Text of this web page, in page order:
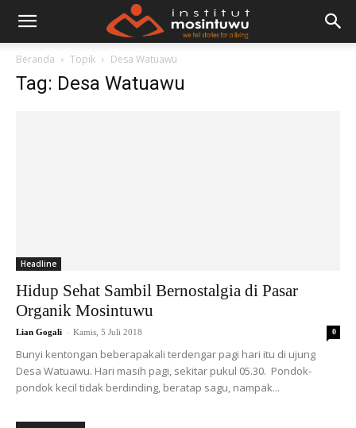
Beranda Topik Desa Watuawu
Tag: Desa Watuawu
Headline
Hidup Sehat Sambil Bernostalgia di Pasar
Organik Mosintuwu
Lian Gogali - Kamis, 5 Juli 2018 0
Bunyi kentongan beberapakali terdengar pagi hari itu di ujung
Desa Watuawu. Hari masih pagi, sekitar pukul 05.30. Pondok-
pondok kecil tidak berdinding, beratap sagu, nampak...